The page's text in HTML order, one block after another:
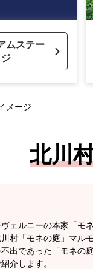
ムステー
ジ
メージ
北川
ェルニーの本家「モ
村「モネの庭」マル
出であった「モネの
介します。